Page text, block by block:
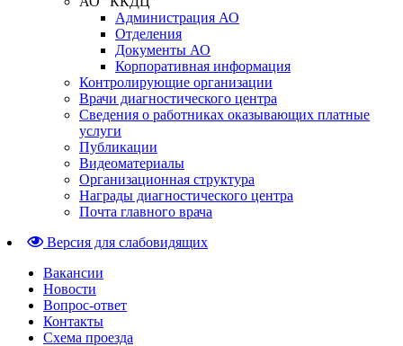
Администрация АО
Отделения
Документы АО
Корпоративная информация
Контролирующие организации
Врачи диагностического центра
Сведения о работниках оказывающих платные
услуги
Публикации
Видеоматериалы
Организационная структура
Награды диагностического центра
Почта главного врача
Версия для слабовидящих
Вакансии
Новости
Вопрос-ответ
Контакты
Схема проезда